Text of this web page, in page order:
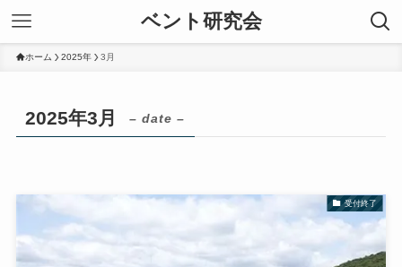
ベント研究会
ホーム 2025年 3月
2025年3月 – date –
受付終了